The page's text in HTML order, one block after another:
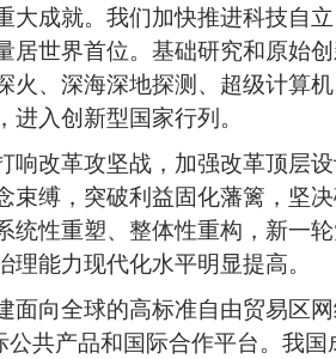
成就。我们加快推进科技自
世界首位。基础研究和原始
、深海深地探测、超级计算
入创新型国家行列。
改革攻坚战，加强改革顶层
缚，突破利益固化藩篱，坚
性重塑、整体性重构，新一
能力现代化水平明显提高。
向全球的高标准自由贸易区
共产品和国际合作平台。我